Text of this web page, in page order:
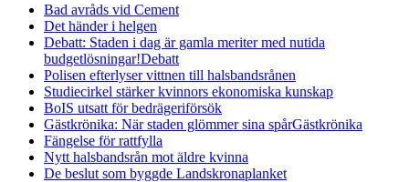
Bad avråds vid Cement
Det händer i helgen
Debatt: Staden i dag är gamla meriter med nutida
budgetlösningar!Debatt
Polisen efterlyser vittnen till halsbandsrånen
Studiecirkel stärker kvinnors ekonomiska kunskap
BoIS utsatt för bedrägeriförsök
Gästkrönika: När staden glömmer sina spårGästkrönika
Fängelse för rattfylla
Nytt halsbandsrån mot äldre kvinna
De beslut som byggde Landskronaplanket